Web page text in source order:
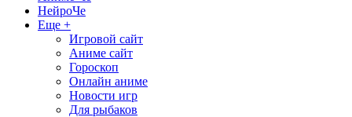
НейроЧе
Еще +
Игровой сайт
Аниме сайт
Гороскоп
Онлайн аниме
Новости игр
Для рыбаков